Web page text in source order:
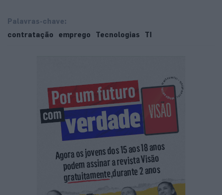
Palavras-chave:
contratação
emprego Tecnologias TI